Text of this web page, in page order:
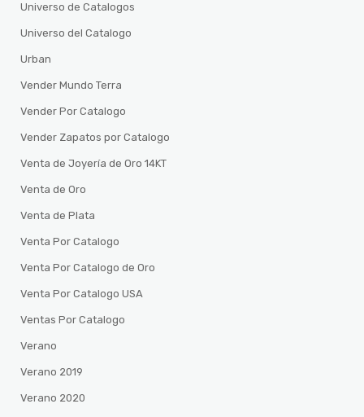
Universo de Catalogos
Universo del Catalogo
Urban
Vender Mundo Terra
Vender Por Catalogo
Vender Zapatos por Catalogo
Venta de Joyería de Oro 14KT
Venta de Oro
Venta de Plata
Venta Por Catalogo
Venta Por Catalogo de Oro
Venta Por Catalogo USA
Ventas Por Catalogo
Verano
Verano 2019
Verano 2020